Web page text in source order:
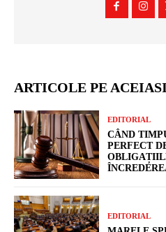
ARTICOLE PE
EDITORIAL
CÂND
PERFECT
EDITORIAL